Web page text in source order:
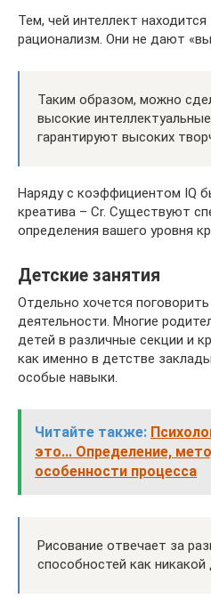
Тем, чей интеллект
рационализм. Они не дают
Таким образом, можно
высокие
гарантируют высоких
Наряду с коэффициентом IQ
креатива – Cr. Существуют
определения вашего уровня
Детские занятия
Отдельно хочется
деятельности. Многие
детей в различные секции и
как именно в детстве
особые навыки.
Читайте также:
это... Определение,
особенности процесса
Рисование отвечает за
способностей как никакой